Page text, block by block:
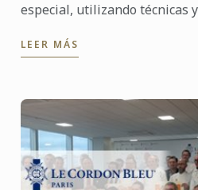
especial, utilizando técnicas
mundial, y en todas ...
LEER MÁS